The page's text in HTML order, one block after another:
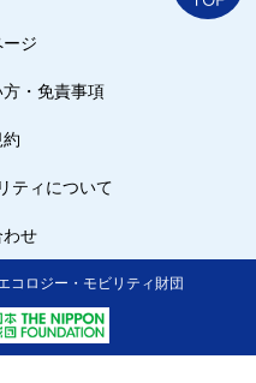
ージ
・免責事項
ティについて
わせ
コロジー・モビリティ財団